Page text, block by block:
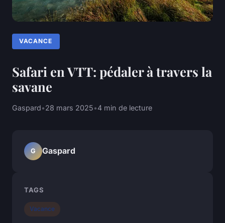
VACANCE
Safari en VTT: pédaler à travers la
savane
Gaspard•28 mars 2025•4 min de lecture
G Gaspard
TAGS
Vacance